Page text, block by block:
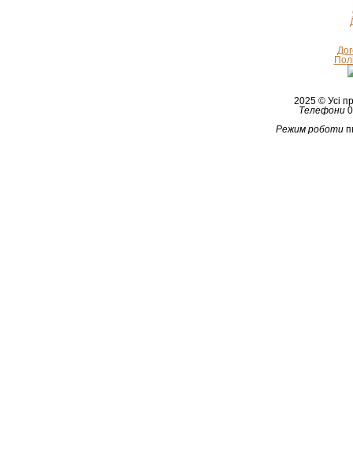
2025 © Усі
Телефони
Режим роботи